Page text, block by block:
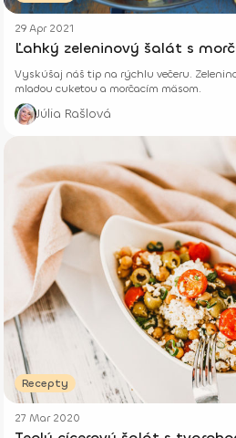
29 Apr 2021
Ľahký zeleninový šalát s
Vyskúšaj náš tip na rýchlu večeru.
mladou cuketou a morčacím mäsom.
Júlia Rašlová
Recepty
27 Mar 2020